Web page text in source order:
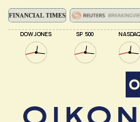
DOW JONES SP 500 NASDAQ